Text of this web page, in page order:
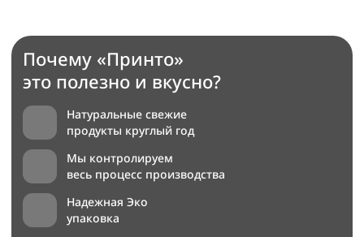
Почему «Принто»
это полезно и вкусно?
Натуральные свежие
продукты круглый год
Мы контролируем
весь процесс производства
Надежная Эко
упаковка